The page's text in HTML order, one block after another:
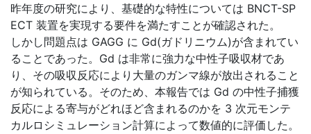
昨年度の研究により、基礎的な特性については BNCT-SP
ECT 装置を実現する要件を満たすことが確認された。
しかし問題点は GAGG に Gd(ガドリニウム)が含まれてい
ることであった。Gd は非常に強力な中性子吸収材であ
り、その吸収反応により大量のガンマ線が放出されること
が知られている。そのため、本報告では Gd の中性子捕獲
反応による寄与がどれほど含まれるのかを 3 次元モンテ
カルロシミュレーション計算によって数値的に評価した。